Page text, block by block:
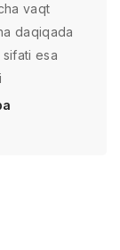
vaqt
daqiqada
esa